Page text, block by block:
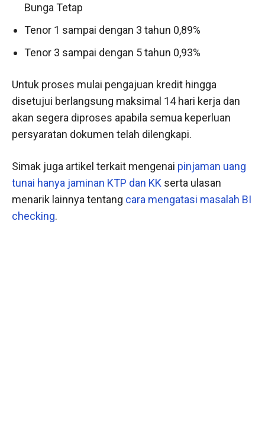
Bunga Tetap
Tenor 1 sampai dengan 3 tahun 0,89%
Tenor 3 sampai dengan 5 tahun 0,93%
Untuk proses mulai pengajuan kredit hingga
disetujui berlangsung maksimal 14 hari kerja dan
akan segera diproses apabila semua keperluan
persyaratan dokumen telah dilengkapi.
Simak juga artikel terkait mengenai pinjaman uang
tunai hanya jaminan KTP dan KK serta ulasan
menarik lainnya tentang cara mengatasi masalah BI
checking.